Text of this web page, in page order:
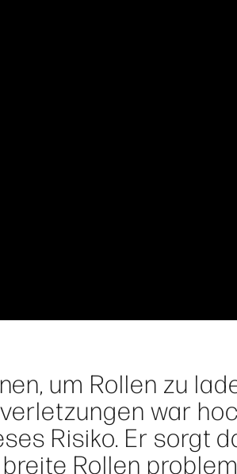
um Rollen zu
war
Risiko. Er sorgt
Rollen